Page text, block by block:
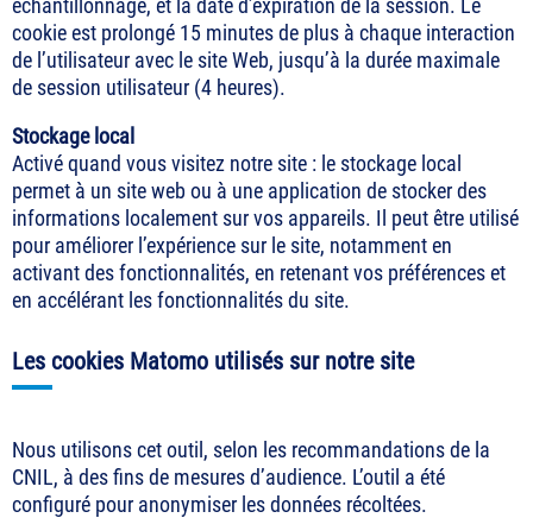
échantillonnage, et la date d’expiration de la session. Le
cookie est prolongé 15 minutes de plus à chaque interaction
de l’utilisateur avec le site Web, jusqu’à la durée maximale
de session utilisateur (4 heures).
Stockage local
Activé quand vous visitez notre site : le stockage local
permet à un site web ou à une application de stocker des
informations localement sur vos appareils. Il peut être utilisé
pour améliorer l’expérience sur le site, notamment en
activant des fonctionnalités, en retenant vos préférences et
en accélérant les fonctionnalités du site.
Les cookies Matomo utilisés sur notre site
Nous utilisons cet outil, selon les recommandations de la
CNIL, à des fins de mesures d’audience. L’outil a été
configuré pour anonymiser les données récoltées.